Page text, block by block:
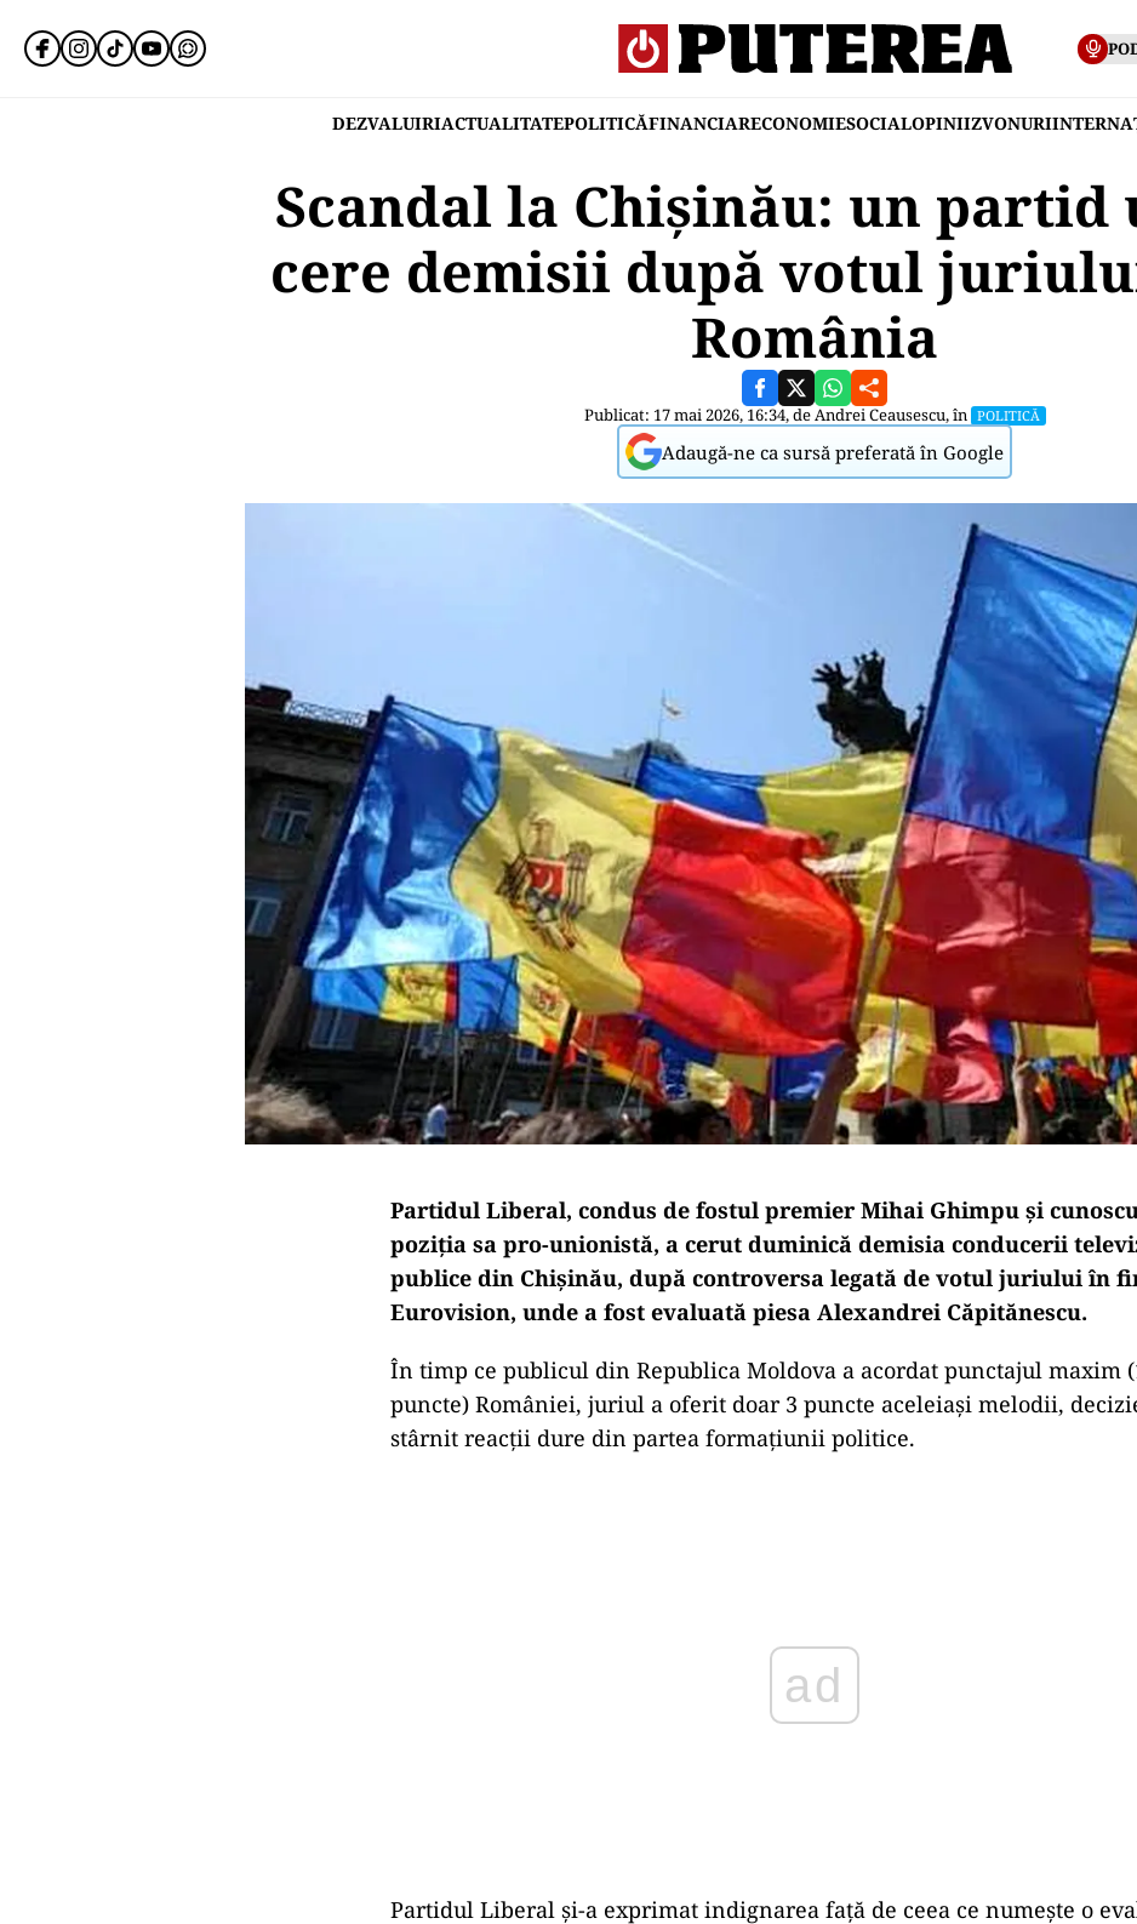
DEZVALUIRIACTUALITATEPOLITICĂFINANCIARECONOMIESOCIALOPINIIZVONURI
Scandal la Chișinău: un
cere demisii după votul
România
Publicat: 17 mai 2026, 16:34, deAndrei Ceausescu, în POLITICĂ
Adaugă-ne ca sursă preferată în Google
Partidul Liberal, condus de fostul premier Mihai Ghimpu și
poziția sa pro-unionistă, a cerut duminică demisia conducerii
publice din Chișinău, după controversa legată de votul juriului în
Eurovision, unde a fost evaluată piesa Alexandrei Căpitănescu.
În timp ce publicul din Republica Moldova a acordat punctajul maxim
puncte) României, juriul a oferit doar 3 puncte aceleiași melodii,
stârnit reacții dure din partea formațiunii politice.
Partidul Liberal și-a exprimat indignarea față de ceea ce numește o